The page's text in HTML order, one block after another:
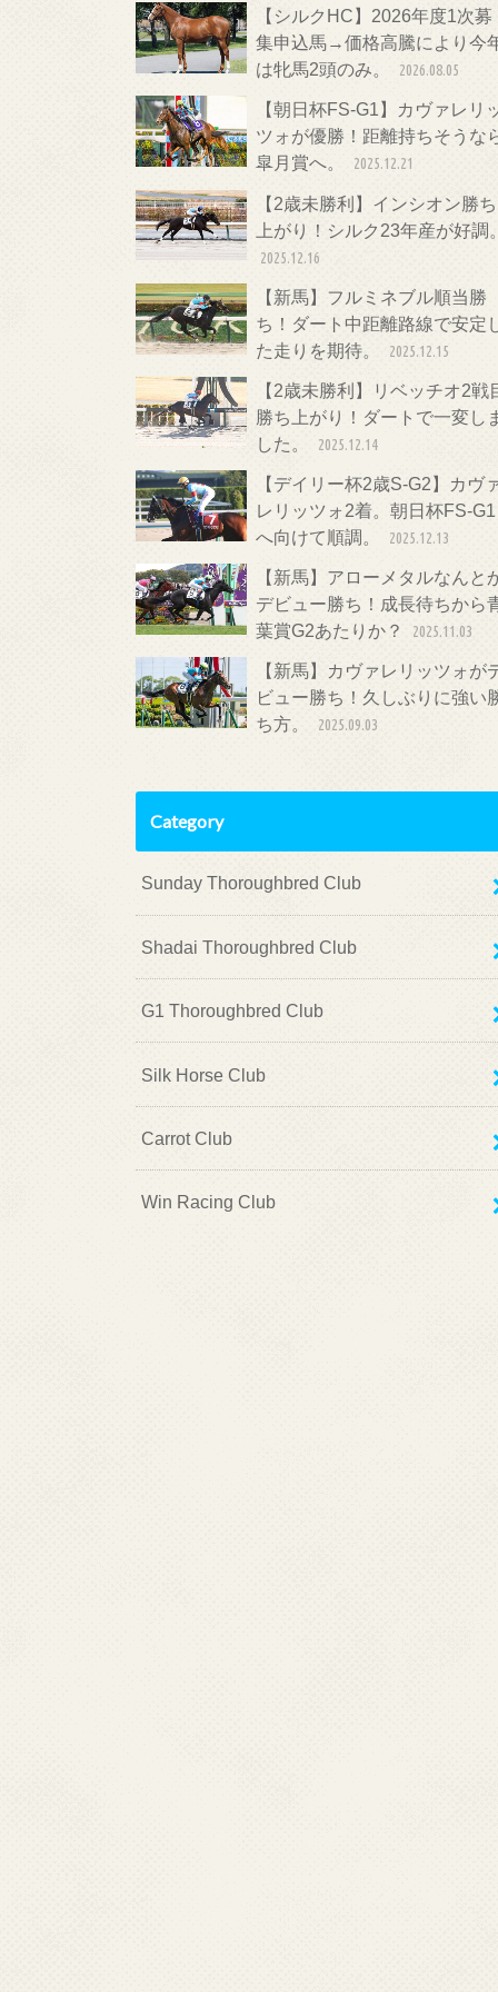
【シルクHC】2026年度1次募
集申込馬→価格高騰により今
は牝馬2頭のみ。
2026.08.05
【朝日杯FS-G1】カヴァレリ
ツォが優勝！距離持ちそうな
皐月賞へ。
2025.12.21
【2歳未勝利】インシオン勝ち
上がり！シルク23年産が好調
2025.12.16
【新馬】フルミネブル順当勝
ち！ダート中距離路線で安定
た走りを期待。
2025.12.15
【2歳未勝利】リベッチオ2戦
勝ち上がり！ダートで一変し
した。
2025.12.14
【デイリー杯2歳S-G2】カヴ
レリッツォ2着。朝日杯FS-G1
へ向けて順調。
2025.12.13
【新馬】アローメタルなんと
デビュー勝ち！成長待ちから
葉賞G2あたりか？
2025.11.03
【新馬】カヴァレリッツォが
ビュー勝ち！久しぶりに強い
ち方。
2025.09.03
Category
Sunday Thoroughbred Club
Shadai Thoroughbred Club
G1 Thoroughbred Club
Silk Horse Club
Carrot Club
Win Racing Club